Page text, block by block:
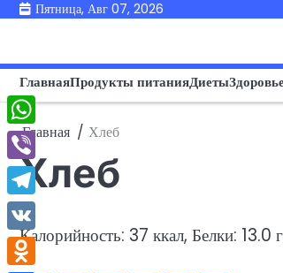
ПерейтиПятница, Авг 07, 2026
ГлавнаяПродукты питанияДиеты
Главная Хлеб
Хлеб
Калорийность: 37 ккал, Белки:
WhatsApp
Viber
Telegram
VK